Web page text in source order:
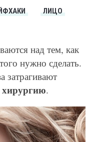
ЛИЦО
над тем, как
нужно сделать.
затрагивают
хирургию.